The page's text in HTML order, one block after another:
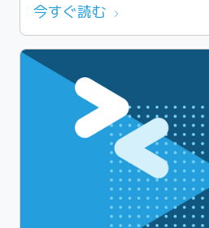
今すぐ読む